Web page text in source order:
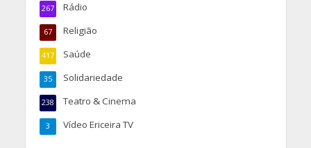
Rádio
267
Religião
67
Saúde
417
Solidariedade
35
Teatro & Cinema
238
Vídeo Ericeira TV
3